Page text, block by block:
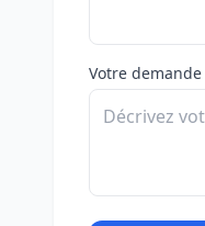
Votre demande